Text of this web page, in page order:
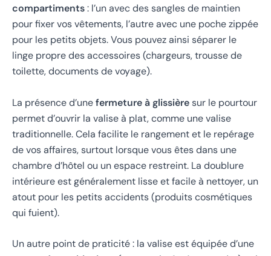
compartiments: l’un avec des sangles de maintien
pour fixer vos vêtements, l’autre avec une poche zippée
pour les petits objets. Vous pouvez ainsi séparer le
linge propre des accessoires (chargeurs, trousse de
toilette, documents de voyage).
La présence d’unefermeture à glissièresur le pourtour
permet d’ouvrir la valise à plat, comme une valise
traditionnelle. Cela facilite le rangement et le repérage
de vos affaires, surtout lorsque vous êtes dans une
chambre d’hôtel ou un espace restreint. La doublure
intérieure est généralement lisse et facile à nettoyer, un
atout pour les petits accidents (produits cosmétiques
qui fuient).
Un autre point de praticité : la valise est équipée d’une